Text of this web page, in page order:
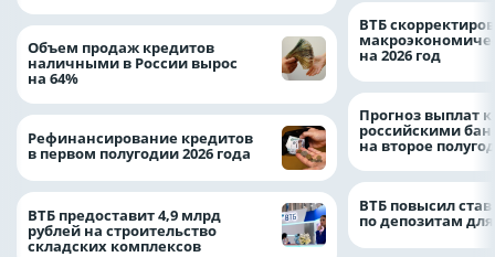
Объем продаж кредитов
наличными в России вырос
на 64%
Рефинансирование кредитов
в первом полугодии 2026 года
ВТБ предоставит 4,9 млрд
рублей на строительство
складских комплексов
ВТБ
на 2026 год
Прогноз выплат
российскими
на второе
ВТБ повысил
по депозитам